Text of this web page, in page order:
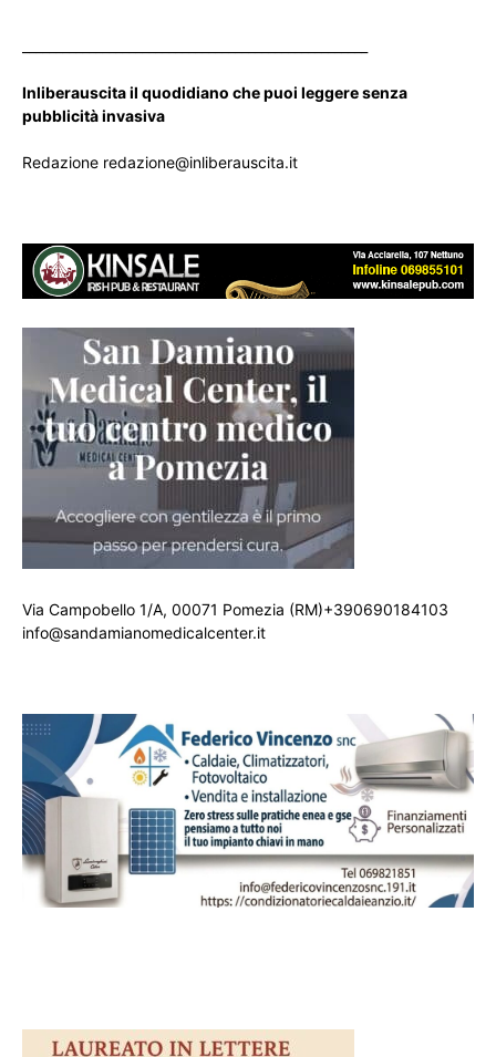
Inliberauscita il quodidiano che puoi leggere senza
pubblicità invasiva
Redazione redazione@inliberauscita.it
Via Campobello 1/A, 00071 Pomezia (RM)+390690184103
info@sandamianomedicalcenter.it